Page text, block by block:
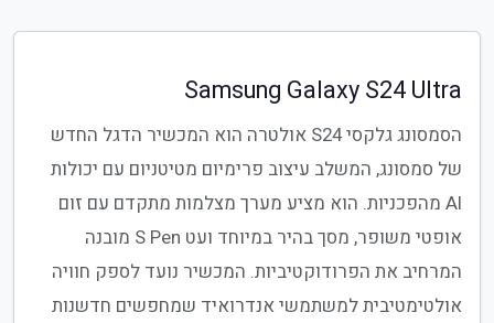
Samsung Galaxy S24 Ultra
הסמסונג גלקסי S24 אולטרה הוא המכשיר הדגל החדש
של סמסונג, המשלב עיצוב פרימיום מטיטניום עם יכולות
AI מהפכניות. הוא מציע מערך מצלמות מתקדם עם זום
אופטי משופר, מסך בהיר במיוחד ועט S Pen מובנה
המרחיב את הפרודוקטיביות. המכשיר נועד לספק חוויה
אולטימטיבית למשתמשי אנדרואיד שמחפשים חדשנות